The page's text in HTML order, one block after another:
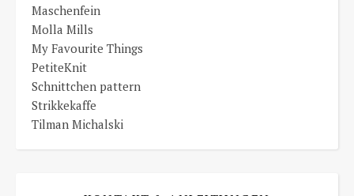
Maschenfein
Molla Mills
My Favourite Things
PetiteKnit
Schnittchen pattern
Strikkekaffe
Tilman Michalski